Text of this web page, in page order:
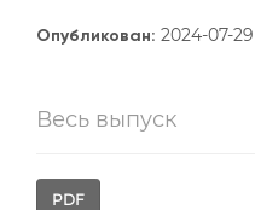
Опубликован: 2024-07-29
Весь выпуск
PDF